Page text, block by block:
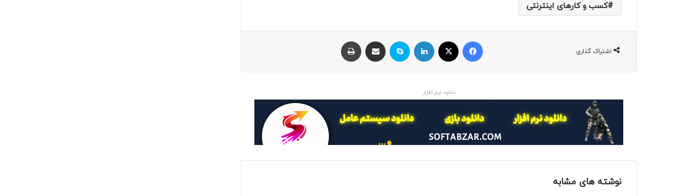
کسب و کارهای اینترنتی
اشتراک گذاری
ایکس
دانلود نرم افزار
نوشته های مشابه